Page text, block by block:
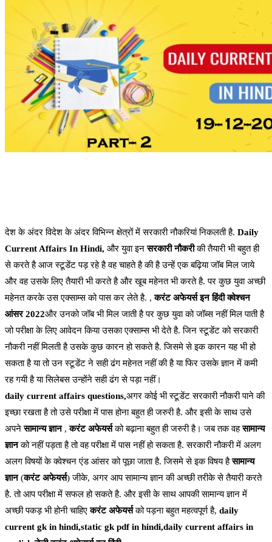
देश के अंदर विदेश के अंदर विभिन्न क्षेत्रों में सरकारी नौकरियां निकलती है. Daily
Current Affairs In Hindi, और युवा इनसरकारी नौकरीकी तैयारी भी बहुत ही
से करते है आज स्टूडेंट पड़ रहे है वह चाहते है की है उन्हें एक बढ़िया जॉब मिल जाये
और वह उसके लिए तैयारी भी करते है और खूब महेनत भी करते है. पर कुछ युवा अच्छी
महेनत करके उस एक्साम्स को पास कर लेते है. ,करंट अफेयर्स इन हिंदी क्वेश्चन
आंसर 2022और उनको जॉब भी मिल जाती है पर कुछ युवा को जॉब्स नहीं मिल पाती है
जो परीक्षा के लिए आवेदन किया उसका एक्साम्स भी देते है. जिन स्टूडेंट को सरकारी
नौकरी नहीं मिलती है उसके कुछ कारन हो सकते है. जिसमे से इक कारन यह भी हो
सकता है या तो उन स्टूडेंट ने सही ढंग महेनत नहीं की है या फिर उसके ज्ञान में कमी
रह गयी है या सिलेबस उन्होंने सही ढंग से पड़ा नहीं।
daily current affairs questions,अगर कोई भी स्टूडेंट सरकारी नौकरी पाने की
इच्छा रखता है तो उसे परीक्षा में पास होना बहुत ही जरुरी है. और इसी के साथ उसे
अपनेसामान्य ज्ञान,करंट अफेयर्सको बढ़ाना बहुत ही जरुरी है। जब तक वहसामान्य
ज्ञानको नहीं पड़ता है तो वह परीक्षा में पास नहीं हो सकता है. सरकारी नौकरी में अलग
अलग विषयों के क्वेश्चन एंड आंसर को पूछा जाता है. जिसमे से इक विषय हैसामान्य
ज्ञान(करंट अफेयर्स) जीके, अगर आप सामान्य ज्ञान की अच्छी तरीके से तैयारी करते
है. तो आप परीक्षा में सफल हो सकते है. और इसी के साथ आपकी सामान्य ज्ञान में
अच्छी पकड़ भी होनी चाहिएकरंट अफेयर्सको पड़ना बहुत महत्वपूर्ण है, daily
current gk in hindi,static gk pdf in hindi,daily current affairs in